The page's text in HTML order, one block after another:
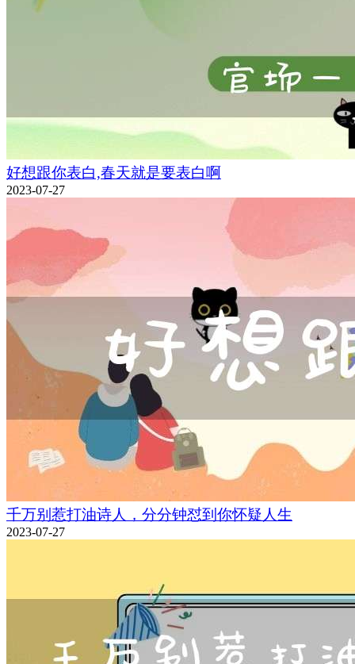
好想跟你表白,春天就是要表白啊
2023-07-27
千万别惹打油诗人，分分钟怼到你怀疑人生
2023-07-27